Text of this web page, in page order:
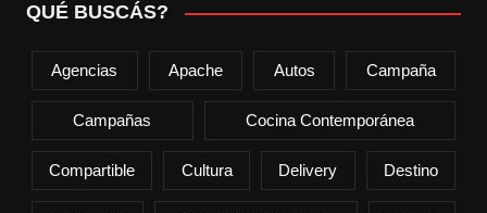
QUÉ BUSCÁS?
Agencias Apache Autos Campaña
Campañas Cocina Contemporánea
Compartible Cultura Delivery Destino